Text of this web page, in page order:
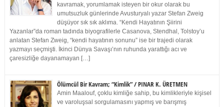
kavramak, yorumlamak isteyen bir okur olarak bu
umutsuzluk günlerinde Avusturyalı yazar Stefan Zweig
düşüyor sık sık aklıma. “Kendi Hayatının Şiirini
Yazanlar”da roman tadında biyografilerle Casanova, Stendhal, Tolstoy’u
anlatan Stefan Zweig, “kendi hayatının sonunu” ise bir trajedi olarak
yazmayı seçmişti. İkinci Dünya Savaşı’nın ruhunda yarattığı acı ve
çaresizliğe dayanamayan […]
Ölümcül Bir Kavram; “Kimlik” / PINAR K. ÜRETMEN
Amin Maalouf, çoklu kimliğe sahip, bu kimlikleriyle kişisel
ve varoluşsal sorgulamasını yapmış ve barışmış